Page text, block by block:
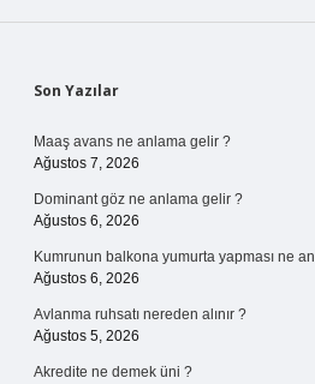
Sidebar
Son Yazılar
Maaş avans ne anlama gelir ?
Ağustos 7, 2026
Dominant göz ne anlama gelir ?
Ağustos 6, 2026
Kumrunun balkona yumurta yapması ne
Ağustos 6, 2026
Avlanma ruhsatı nereden alınır ?
Ağustos 5, 2026
Akredite ne demek üni ?